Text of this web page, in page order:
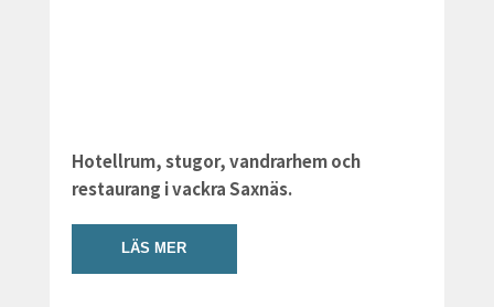
Hotellrum, stugor, vandrarhem och
restaurang i vackra Saxnäs.
LÄS MER